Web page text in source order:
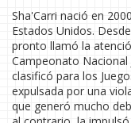
Sha'Carri nació en
Estados Unidos.
pronto llamó la
Campeonato Nacional
clasificó para los
expulsada por una
que generó mucho